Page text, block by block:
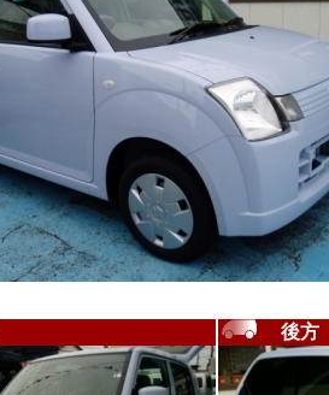
後方